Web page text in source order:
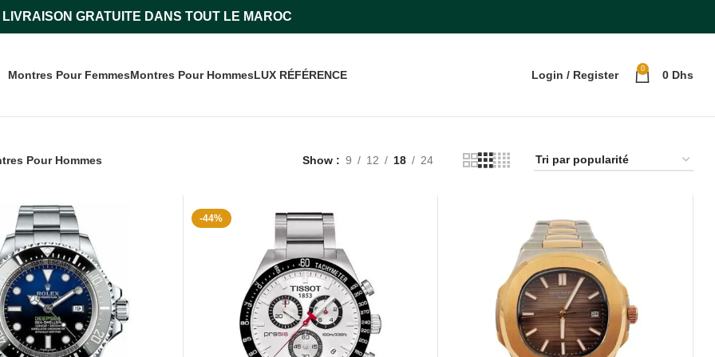
LIVRAISON GRATUITE DANS TOUT LE MAROC
Montres Pour FemmesMontres Pour HommesLUX RÉFÉRENCE Login / Register 0 0 Dhs
Pour Hommes Show 9 12 18 24
-44%